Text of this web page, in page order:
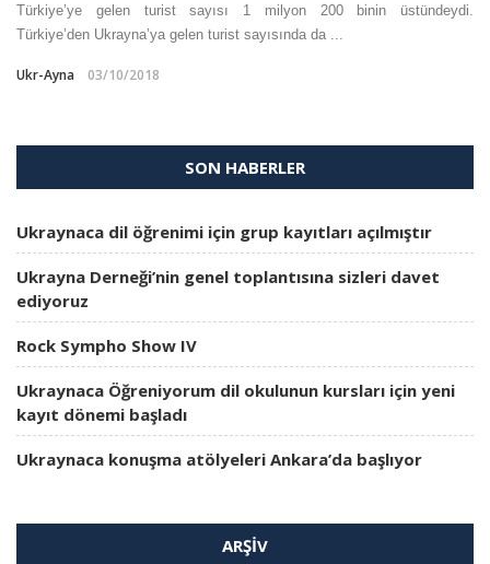
Türkiye’ye gelen turist sayısı 1 milyon 200 binin üstündeydi.
Türkiye’den Ukrayna’ya gelen turist sayısında da ...
Ukr-Ayna 03/10/2018
SON HABERLER
Ukraynaca dil öğrenimi için grup kayıtları açılmıştır
Ukrayna Derneği’nin genel toplantısına sizleri davet
ediyoruz
Rock Sympho Show IV
Ukraynaca Öğreniyorum dil okulunun kursları için yeni
kayıt dönemi başladı
Ukraynaca konuşma atölyeleri Ankara’da başlıyor
ARŞIV